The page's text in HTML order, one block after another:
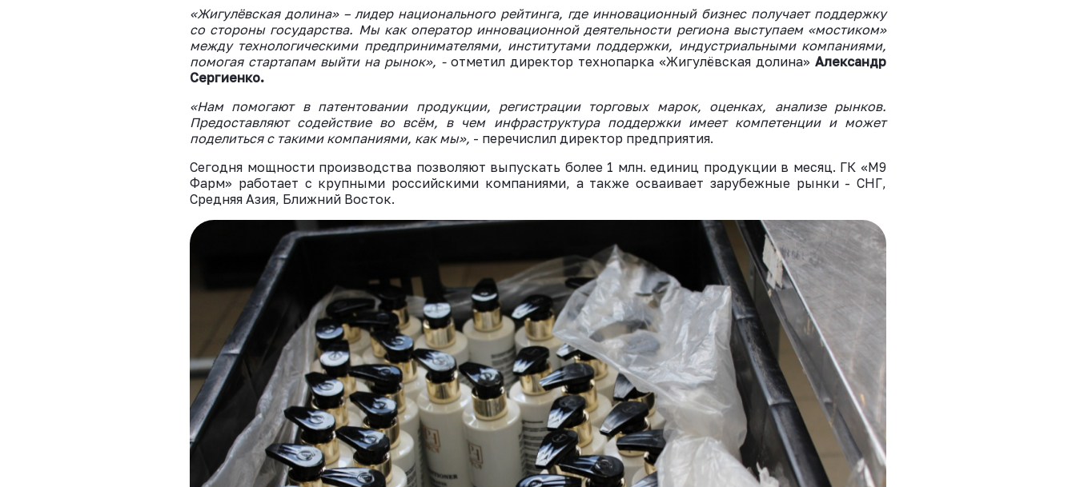
«Жигулёвская долина» – лидер национального рейтинга, где инновационный бизнес получает поддержку
со стороны государства. Мы как оператор инновационной деятельности региона выступаем «мостиком»
между технологическими предпринимателями, институтами поддержки, индустриальными компаниями,
помогая стартапам выйти на рынок», - отметил директор технопарка «Жигулёвская долина» Александр
Сергиенко.
«Нам помогают в патентовании продукции, регистрации торговых марок, оценках, анализе рынков.
Предоставляют содействие во всём, в чем инфраструктура поддержки имеет компетенции и может
поделиться с такими компаниями, как мы», - перечислил директор предприятия.
Сегодня мощности производства позволяют выпускать более 1 млн. единиц продукции в месяц. ГК «М9
Фарм» работает с крупными российскими компаниями, а также осваивает зарубежные рынки - СНГ,
Средняя Азия, Ближний Восток.